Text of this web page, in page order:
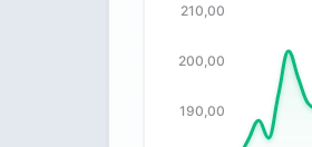
Chart with 67 data
The chart has 1
The chart has 1
190,00
200,00
210,00